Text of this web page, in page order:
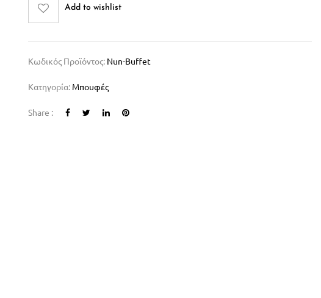
Add to wishlist
Κωδικός Προϊόντος: Nun-Buffet
Κατηγορία: Μπουφές
Share :